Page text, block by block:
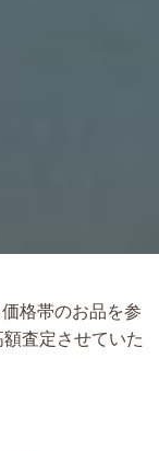
格帯のお品を参
査定させていた